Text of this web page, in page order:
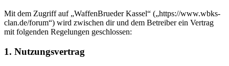
Mit dem Zugriff auf „WaffenBrueder Kassel“ („https://www.wbks-
clan.de/forum“) wird zwischen dir und dem Betreiber ein Vertrag
mit folgenden Regelungen geschlossen:
1. Nutzungsvertrag